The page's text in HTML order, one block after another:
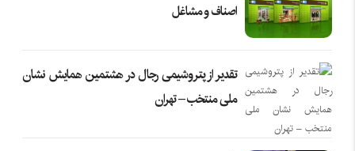
اصناف و مشاغل
تقدیر از پتروشیمی رجال در هشتمین همایش نشان
ملی منتخب – تهران